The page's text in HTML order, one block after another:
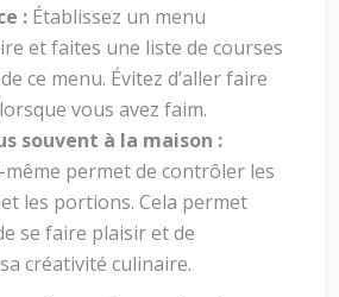
: Établissez un menu
et faites une liste de courses
ce menu. Évitez d’aller faire
vous avez faim.
souvent à la maison :
permet de contrôler les
les portions. Cela permet
se faire plaisir et de
créativité culinaire.